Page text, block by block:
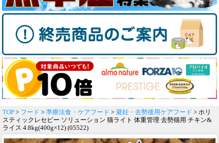
TOP > フード > 準療法食・ケアフード > 避妊・去勢後用ケアフード > ホリ
スティックレセピー ソリューション 猫ライト 体重管理 去勢猫用 チキン&
ライス 4.8kg(400g×12) (05522)